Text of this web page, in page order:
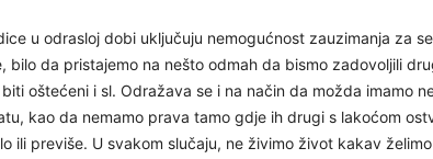
u odrasloj dobi uključuju nemogućnost zauzimanja za
bilo da pristajemo na nešto odmah da bismo zadovoljili
biti oštećeni i sl. Odražava se i na način da možda imamo
kao da nemamo prava tamo gdje ih drugi s lakoćom
ili previše. U svakom slučaju, ne živimo život kakav